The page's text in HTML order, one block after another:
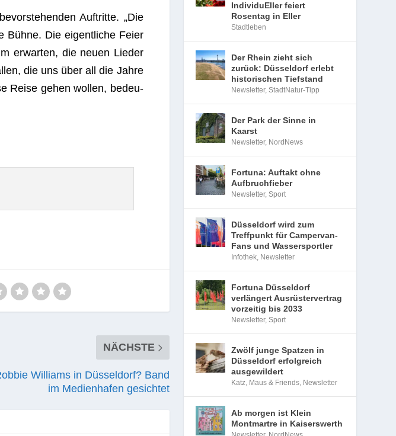
Auf­tritte. „Die
Bühne. Die eigent­li­che Feier
erwar­ten, die neuen Lie­der
die uns über all die Jahre
Reise gehen wol­len, bedeu­
NÄCHSTE
Williams in Düsseldorf? Band
im Medienhafen gesichtet
IndividuEller feiert
Rosentag in Eller
Stadtleben
Der Rhein zieht sich
zurück: Düsseldorf erlebt
historischen Tiefstand
Newsletter,StadtNatur-Tipp
Der Park der Sinne in
Kaarst
Newsletter, NordNews
Fortuna: Auftakt ohne
Aufbruchfieber
Newsletter,Sport
Düsseldorf wird zum
Treffpunkt für Campervan-
Fans und Wassersportler
Infothek, Newsletter
Fortuna Düsseldorf
verlängert Ausrüstervertrag
vorzeitig bis 2033
Newsletter,Sport
Zwölf junge Spatzen in
Düsseldorf erfolgreich
ausgewildert
Katz, Maus & Friends, Newsletter
Ab morgen ist Klein
Montmartre in Kaiserswerth